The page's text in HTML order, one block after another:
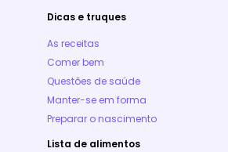
Dicas e truques
As receitas
Comer bem
Questões de saúde
Manter-se em forma
Preparar o nascimento
Lista de alimentos